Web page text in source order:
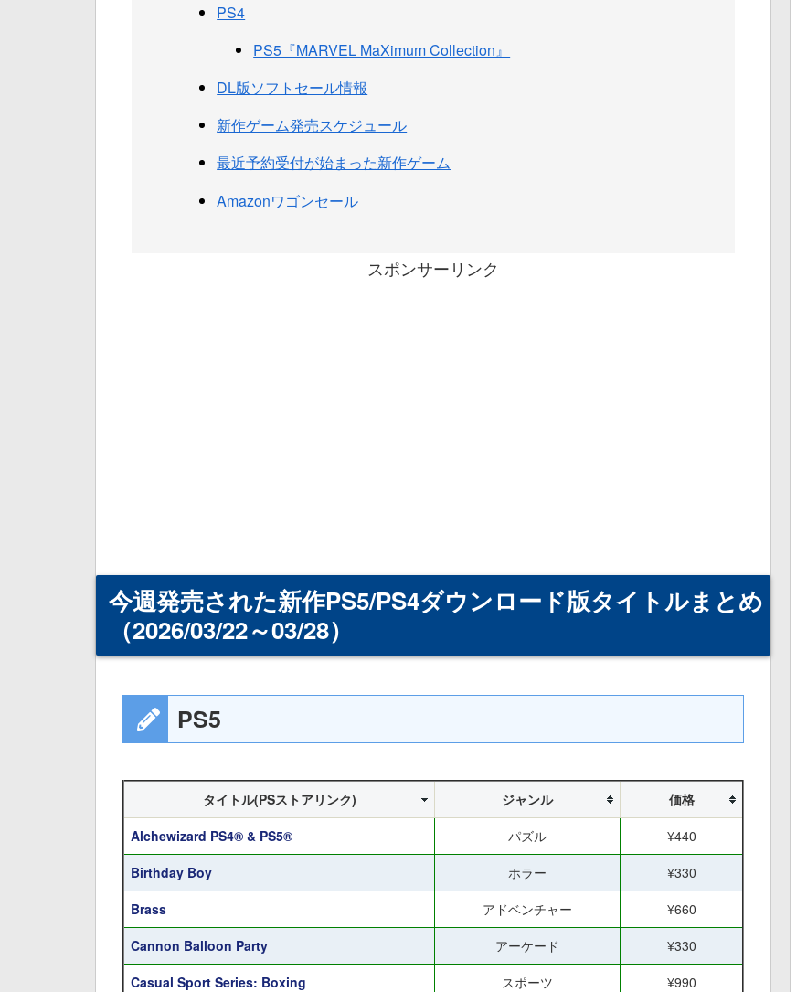
PS4
PS5『MARVEL MaXimum Collection』
DL版ソフトセール情報
新作ゲーム発売スケジュール
最近予約受付が始まった新作ゲーム
Amazonワゴンセール
スポンサーリンク
今週発売された新作PS5/PS4ダウンロード版タイトルまとめ
（2026/03/22～03/28）
PS5
タイトル(PSストアリンク) ジャンル
価格
Alchewizard PS4® & PS5®
パズル
¥440
Birthday Boy
ホラー
¥330
Brass
アドベンチャー
¥660
Cannon Balloon Party
アーケード
¥330
Casual Sport Series: Boxing
スポーツ
¥990